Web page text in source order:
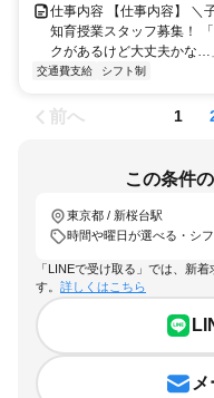
仕事内容 【仕事内容】 ＼
知育授業スタッフ募集！
クがあるけど大丈夫かな
交通費支給 シフト制
前へ 1
この条件
東京都 / 新桜台駅
時間や曜日が選べる・シ
「LINEで受け取る」では、新
す。 詳しくはこちら